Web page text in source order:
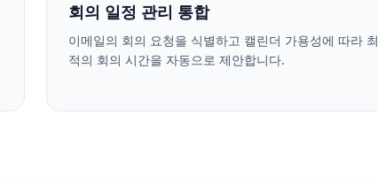
회의 일정 관리 통합
이메일의 회의 요청을 식별하고 캘린더 가용성에 따라 최
적의 회의 시간을 자동으로 제안합니다.